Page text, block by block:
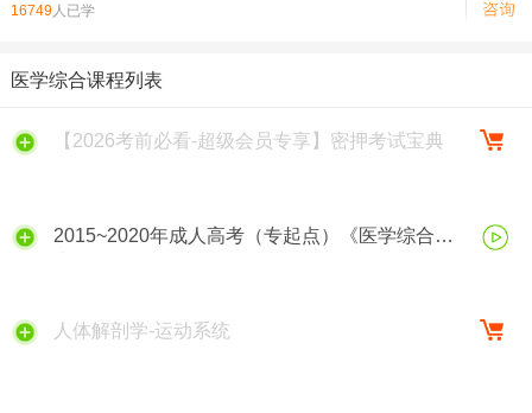
16749人已学
医学综合课程列表
【2026考前必看-超级会员专享】密押考试宝典
2015~2020年成人高考（专起点）《医学综合》
人体解剖学-运动系统